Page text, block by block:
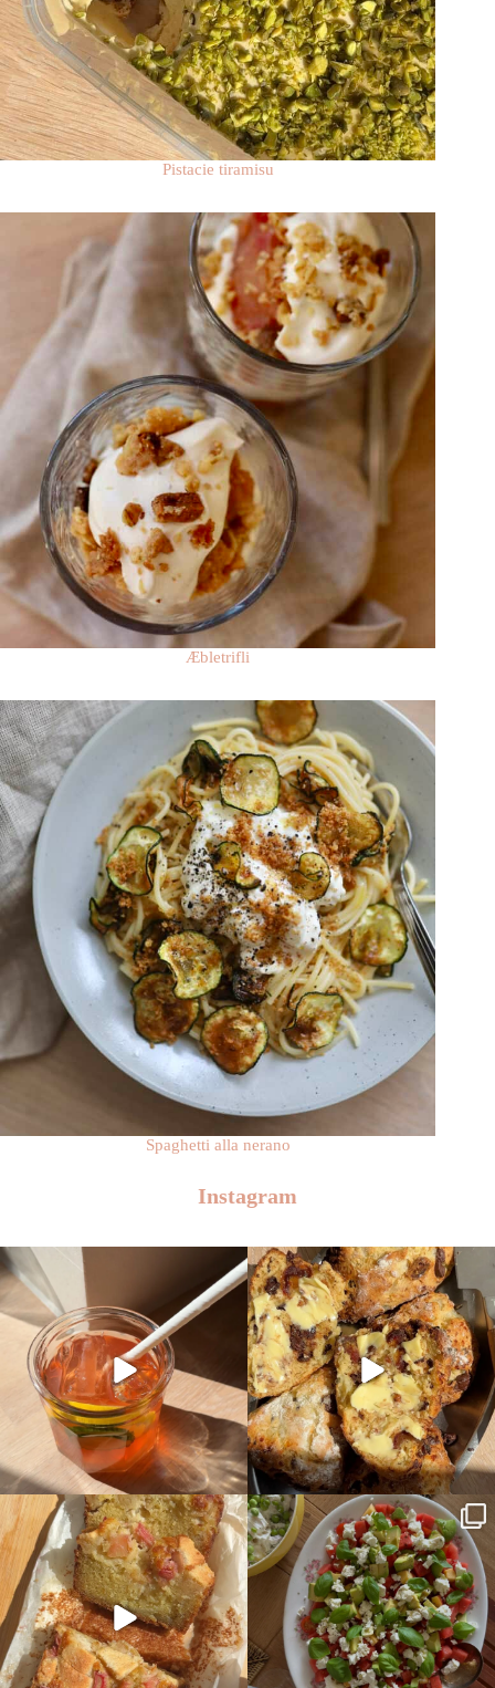
Pistacie tiramisu
Æbletrifli
Spaghetti alla nerano
Instagram